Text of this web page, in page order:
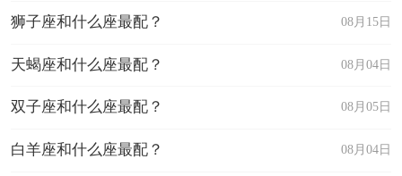
08月15日
狮子座和什么座最配？
08月04日
天蝎座和什么座最配？
08月05日
双子座和什么座最配？
08月04日
白羊座和什么座最配？